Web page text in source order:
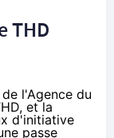
THD
l'Agence du
et la
d'initiative
passe